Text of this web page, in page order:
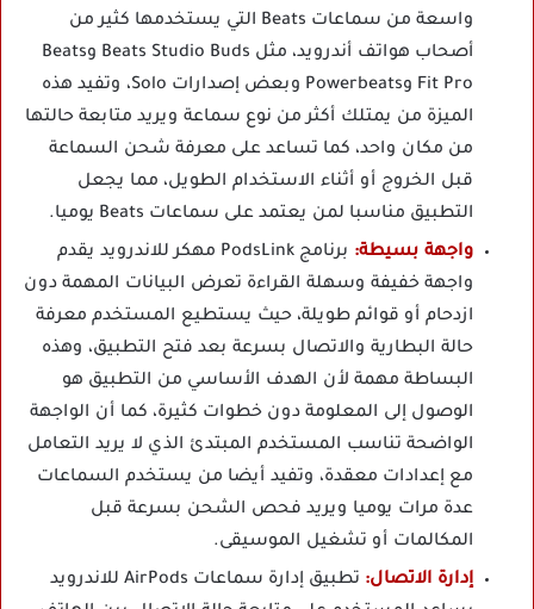
واسعة من سماعات Beats التي يستخدمها كثير من
أصحاب هواتف أندرويد، مثل Beats Studio Buds وBeats
Fit Pro وPowerbeats وبعض إصدارات Solo، وتفيد هذه
الميزة من يمتلك أكثر من نوع سماعة ويريد متابعة حالتها
من مكان واحد، كما تساعد على معرفة شحن السماعة
قبل الخروج أو أثناء الاستخدام الطويل، مما يجعل
التطبيق مناسبا لمن يعتمد على سماعات Beats يوميا.
واجهة بسيطة:
برنامج PodsLink مهكر للاندرويد يقدم
واجهة خفيفة وسهلة القراءة تعرض البيانات المهمة دون
ازدحام أو قوائم طويلة، حيث يستطيع المستخدم معرفة
حالة البطارية والاتصال بسرعة بعد فتح التطبيق، وهذه
البساطة مهمة لأن الهدف الأساسي من التطبيق هو
الوصول إلى المعلومة دون خطوات كثيرة، كما أن الواجهة
الواضحة تناسب المستخدم المبتدئ الذي لا يريد التعامل
مع إعدادات معقدة، وتفيد أيضا من يستخدم السماعات
عدة مرات يوميا ويريد فحص الشحن بسرعة قبل
المكالمات أو تشغيل الموسيقى.
إدارة الاتصال:
تطبيق إدارة سماعات AirPods للاندرويد